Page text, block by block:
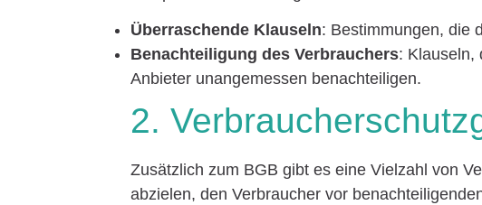
Überraschende Klauseln: Bestimmungen, die
Benachteiligung des Verbrauchers: Klauseln,
Anbieter unangemessen benachteiligen.
2.
Zusätzlich zum BGB gibt es eine Vielzahl von
abzielen, den Verbraucher vor